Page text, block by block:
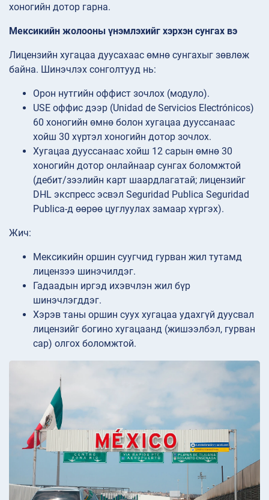
хоногийн дотор гарна.
Мексикийн жолооны үнэмлэхийг хэрхэн сунгах вэ
Лицензийн хугацаа дуусахаас өмнө сунгахыг зөвлөж
байна. Шинэчлэх сонголтууд нь:
Орон нутгийн оффист зочлох (модуло).
USE оффис дээр (Unidad de Servicios Electrónicos)
60 хоногийн өмнө болон хугацаа дууссанаас
хойш 30 хүртэл хоногийн дотор зочлох.
Хугацаа дууссанаас хойш 12 сарын өмнө 30
хоногийн дотор онлайнаар сунгах боломжтой
(дебит/зээлийн карт шаардлагатай; лицензийг
DHL экспресс эсвэл Seguridad Publica Seguridad
Publica-д өөрөө цуглуулах замаар хүргэх).
Жич:
Мексикийн оршин суугчид гурван жил тутамд
лицензээ шинэчилдэг.
Гадаадын иргэд ихэвчлэн жил бүр
шинэчлэгддэг.
Хэрэв таны оршин суух хугацаа удахгүй дуусвал
лицензийг богино хугацаанд (жишээлбэл, гурван
сар) олгох боломжтой.